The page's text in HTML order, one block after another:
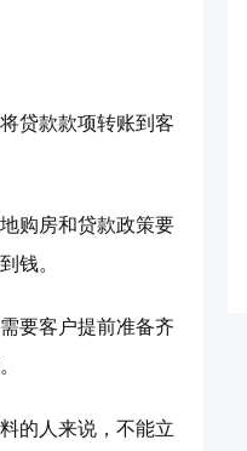
贷款款项转账到客
购房和贷款政策要
钱。
要客户提前准备齐
的人来说，不能立